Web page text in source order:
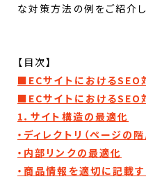
な対策方法の例をご紹介し
【目次】
■ECサイトにおけるSEO
■ECサイトにおけるSEO
1．サイト構造の最適化
・ディレクトリ（ページの
・内部リンクの最適化
・商品情報を適切に記載